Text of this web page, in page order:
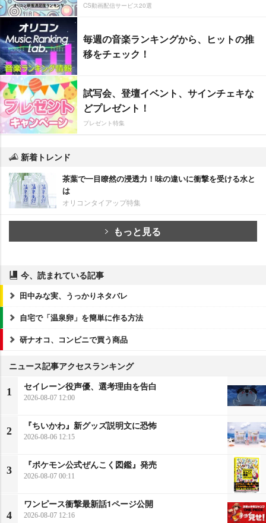
CS動画配信サービス20選
毎週の音楽ランキングから、ヒットの推
移をチェック！
試写会、登壇イベント、サインチェキな
どプレゼント！
プレゼント特集
新着トレンド
茶葉で一目瞭然の浸透力！味の違いに衝撃を受ける水と
は
オリコンタイアップ特集
もっと見る
今、読まれている記事
田中みな実、うっかりネタバレ
自宅で「温泉卵」を簡単に作る方法
研ナオコ、コンビニで買う商品
ニュース記事アクセスランキング
1
セイレーン役声優、選考理由を告白
2026-08-07 12:00
2
『ちいかわ』新グッズ説明文に恐怖
2026-08-06 12:15
3
『ポケモン公式ぜんこく図鑑』発売
2026-08-07 00:11
4
ワンピース衝撃最新話1ページ公開
2026-08-07 12:16